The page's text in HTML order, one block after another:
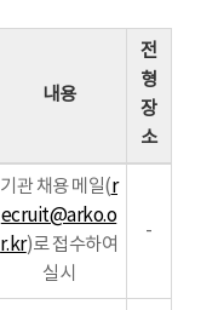
내용
전
형
장
소
기관 채용 메일(r
ecruit@arko.o
r.kr)로 접수하여
실시
-